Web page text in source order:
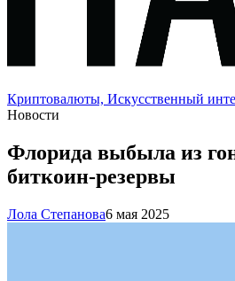
Криптовалюты, Искусственный
Новости
Флорида выбыла из
биткоин-резервы
Лола Степанова6 мая 2025